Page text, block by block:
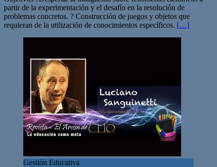
partir de la experimentación y el desafío en la resolución de
problemas concretos. ? Construcción de juegos y objetos que
requieran de la utilización de conocimientos específicos. […]
Gestión Educativa